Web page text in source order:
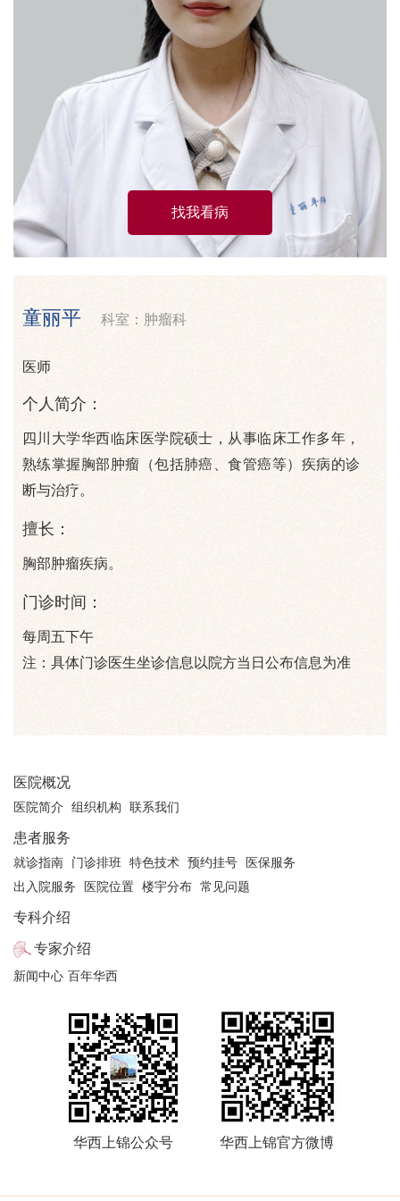
找我看病
童丽平 科室：肿瘤科
医师
个人简介：
四川大学华西临床医学院硕士，从事临床工作多年，
熟练掌握胸部肿瘤（包括肺癌、食管癌等）疾病的诊
断与治疗。
擅长：
胸部肿瘤疾病。
门诊时间：
每周五下午
注：具体门诊医生坐诊信息以院方当日公布信息为准
医院概况
医院简介 组织机构 联系我们
患者服务
就诊指南 门诊排班 特色技术 预约挂号
医保服务
出入院服务
医院位置 楼宇分布 常见问题
专科介绍
专家介绍
新闻中心 百年华西
华西上锦公众号 华西上锦官方微博